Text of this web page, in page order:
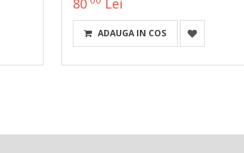
ADAUGA IN COS